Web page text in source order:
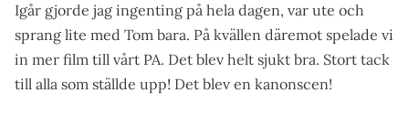
Igår gjorde jag ingenting på hela dagen, var ute och
sprang lite med Tom bara. På kvällen däremot spelade vi
in mer film till vårt PA. Det blev helt sjukt bra. Stort tack
till alla som ställde upp! Det blev en kanonscen!